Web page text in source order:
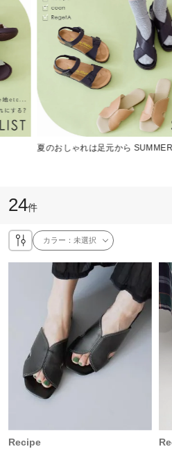
夏のおしゃれは足元から
24件
カラー：未選択
Recipe